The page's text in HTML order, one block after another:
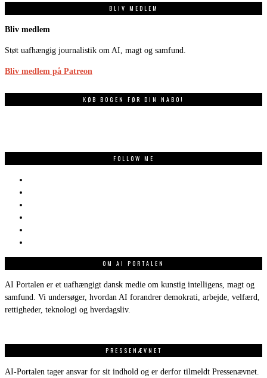
BLIV MEDLEM
Bliv medlem
Støt uafhængig journalistik om AI, magt og samfund.
Bliv medlem på Patreon
KØB BOGEN FØR DIN NABO!
FOLLOW ME
OM AI PORTALEN
AI Portalen er et uafhængigt dansk medie om kunstig intelligens, magt og
samfund. Vi undersøger, hvordan AI forandrer demokrati, arbejde, velfærd,
rettigheder, teknologi og hverdagsliv.
PRESSENÆVNET
AI-Portalen tager ansvar for sit indhold og er derfor tilmeldt Pressenævnet.